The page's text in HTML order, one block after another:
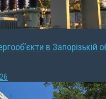
в Запорізькій